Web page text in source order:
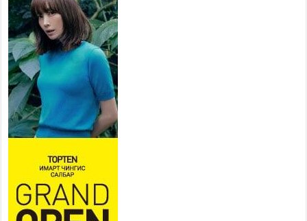
өнгөрүүлдэг, жуулчид зорьж
ирдэг цэг болгоно
2026 оны 7 сар 21 / 16 цаг 47 минут
Тусгай замын автобус /BRT/
төслийн удирдах хорооны
ээлжит хуралдаан боллоо
2026 оны 7 сар 21 / 16 цаг 43 минут
Ерөнхий сайд Н.Учрал БНХАУ-аас Монгол Улсад
суугаа Элчин сайд Шэнь Миньжюанийг хүлээн
авч уулзав
2026 оны 7 сар 21 / 16 цаг 39 минут
БҮГД НАЙРАМДАХ ТАЖИКИСТАН УЛСТАЙ
ЭДИЙН ЗАСГИЙН ХАМТЫН АЖИЛЛАГААГ
ӨРГӨЖҮҮЛНЭ
2026 оны 7 сар 21 / 16 цаг 34 минут